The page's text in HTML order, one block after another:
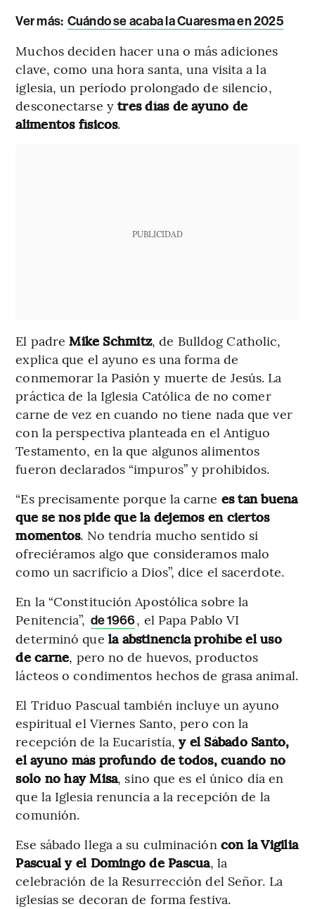
Ver más: Cuándo se acaba la Cuaresma en 2025
Muchos deciden hacer una o más adiciones
clave, como una hora santa, una visita a la
iglesia, un período prolongado de silencio,
desconectarse ytres días de ayuno de
alimentos físicos.
PUBLICIDAD
El padreMike Schmitz, de Bulldog Catholic,
explica que el ayuno es una forma de
conmemorar la Pasión y muerte de Jesús. La
práctica de la Iglesia Católica de no comer
carne de vez en cuando no tiene nada que ver
con la perspectiva planteada en el Antiguo
Testamento, en la que algunos alimentos
fueron declarados “impuros” y prohibidos.
“Es precisamente porque la carne es tan buena
que se nos pide que la dejemos en ciertos
momentos. No tendría mucho sentido si
ofreciéramos algo que consideramos malo
como un sacrificio a Dios”, dice el sacerdote.
En la “Constitución Apostólica sobre la
Penitencia”, de 1966, el Papa Pablo VI
determinó que la abstinencia prohíbe el uso
de carne, pero no de huevos, productos
lácteos o condimentos hechos de grasa animal.
El Triduo Pascual también incluye un ayuno
espiritual el Viernes Santo, pero con la
recepción de la Eucaristía,y el Sábado Santo,
el ayuno más profundo de todos, cuando no
solo no hay Misa, sino que es el único día en
que la Iglesia renuncia a la recepción de la
comunión.
Ese sábado llega a su culminación con la Vigilia
Pascual y el Domingo de Pascua, la
celebración de la Resurrección del Señor. La
iglesias se decoran de forma festiva.